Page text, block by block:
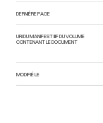
DERNIÈRE PAGE
URI DU MANIFEST IIIF DU VOLUME
CONTENANT LE DOCUMENT
MODIFIÉ LE